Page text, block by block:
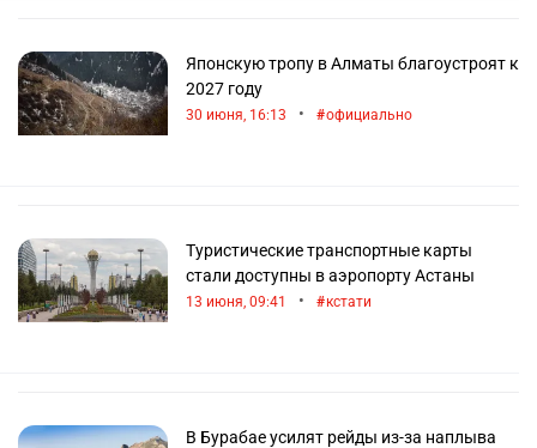
Японскую тропу в Алматы благоустроят к
2027 году
30 июня, 16:13 • официально
Туристические транспортные карты
стали доступны в аэропорту Астаны
13 июня, 09:41 • кстати
В Бурабае усилят рейды из-за наплыва